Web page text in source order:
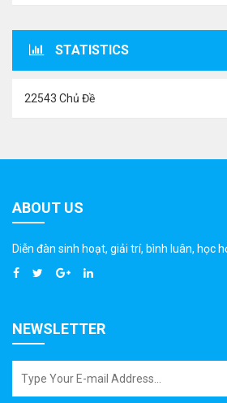
STATISTICS
22543 Chủ Đề
ABOUT US
Diễn đàn sinh hoạt, giải trí, bình luân, học
NEWSLETTER